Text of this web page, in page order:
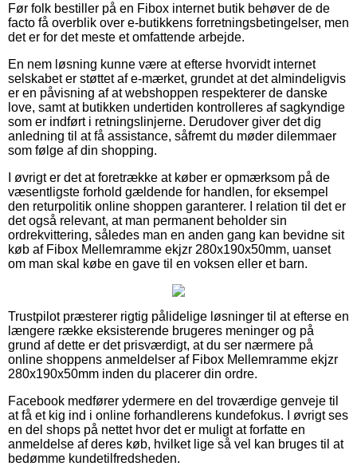
Før folk bestiller på en Fibox internet butik behøver de de
facto få overblik over e-butikkens forretningsbetingelser, men
det er for det meste et omfattende arbejde.
En nem løsning kunne være at efterse hvorvidt internet
selskabet er støttet af e-mærket, grundet at det almindeligvis
er en påvisning af at webshoppen respekterer de danske
love, samt at butikken undertiden kontrolleres af sagkyndige
som er indført i retningslinjerne. Derudover giver det dig
anledning til at få assistance, såfremt du møder dilemmaer
som følge af din shopping.
I øvrigt er det at foretrække at køber er opmærksom på de
væsentligste forhold gældende for handlen, for eksempel
den returpolitik online shoppen garanterer. I relation til det er
det også relevant, at man permanent beholder sin
ordrekvittering, således man en anden gang kan bevidne sit
køb af Fibox Mellemramme ekjzr 280x190x50mm, uanset
om man skal købe en gave til en voksen eller et barn.
Trustpilot præsterer rigtig pålidelige løsninger til at efterse en
længere række eksisterende brugeres meninger og på
grund af dette er det prisværdigt, at du ser nærmere på
online shoppens anmeldelser af Fibox Mellemramme ekjzr
280x190x50mm inden du placerer din ordre.
Facebook medfører ydermere en del troværdige genveje til
at få et kig ind i online forhandlerens kundefokus. I øvrigt ses
en del shops på nettet hvor det er muligt at forfatte en
anmeldelse af deres køb, hvilket lige så vel kan bruges til at
bedømme kundetilfredsheden.